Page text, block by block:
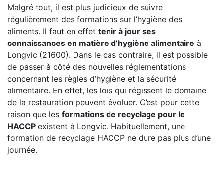
Malgré tout, il est plus judicieux de suivre
régulièrement des formations sur l’hygiène des
aliments. Il faut en effet tenir à jour ses
connaissances en matière d’hygiène alimentaire à
Longvic (21600). Dans le cas contraire, il est possible
de passer à côté des nouvelles réglementations
concernant les règles d’hygiène et la sécurité
alimentaire. En effet, les lois qui régissent le domaine
de la restauration peuvent évoluer. C’est pour cette
raison que les formations de recyclage pour le
HACCP existent à Longvic. Habituellement, une
formation de recyclage HACCP ne dure pas plus d’une
journée.